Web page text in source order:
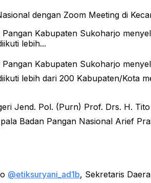
Kabupaten Sukoharjo
lebih...
Kabupaten Sukoharjo
lebih dari 200 Kabupaten/Kota
Jend. Pol. (Purn) Prof. Drs. H.
Badan Pangan Nasional Arief
@etiksuryani_ad1b, Sekretaris